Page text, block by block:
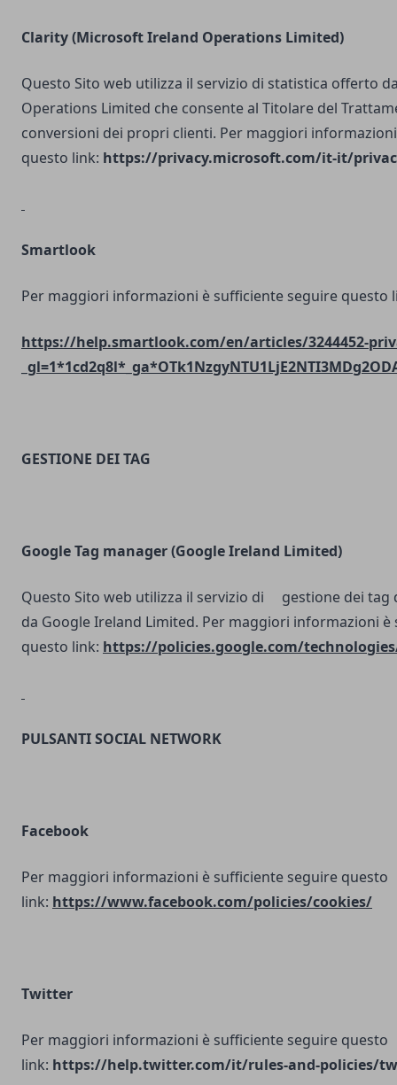
Clarity (Microsoft Ireland Operations Limited)
Questo Sito web utilizza il servizio di statistica offerto
Operations Limited che consente al Titolare del
conversioni dei propri clienti. Per maggiori
questo link: https://privacy.microsoft.com/it-it/
Smartlook
Per maggiori informazioni è sufficiente seguire questo
https://help.smartlook.com/en/articles/3244452-
GESTIONE DEI TAG
Google Tag manager (Google Ireland Limited)
Questo Sito web utilizza il servizio di gestione dei tag
da Google Ireland Limited. Per maggiori informazioni
questo link: https://policies.google.com/
PULSANTI SOCIAL NETWORK
Facebook
Per maggiori informazioni è sufficiente seguire questo
link: https://www.facebook.com/policies/cookies/
Twitter
Per maggiori informazioni è sufficiente seguire questo
link: https://help.twitter.com/it/rules-and-policies/